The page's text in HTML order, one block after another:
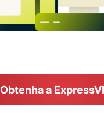
Obtenha a